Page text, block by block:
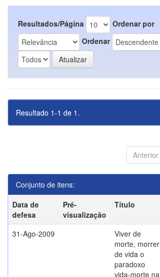
Resultados/Página
Ordenar por
Ordenar
Resultado 1-1 de 1.
Anterior
Conjunto de itens:
Data de
defesa
Pré-
visualização
Título
31-Ago-2009
Viver de
morte, morrer
de vida o
paradoxo
vida-morte na